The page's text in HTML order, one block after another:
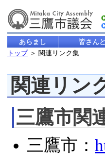
あらまし 皆さん
トップ＞ 関連リンク集
関連リン
三鷹市関
三鷹市：